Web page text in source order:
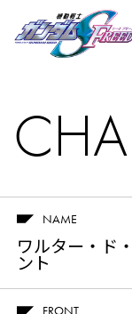
NAME
ワルター・ド
ント
FRONT